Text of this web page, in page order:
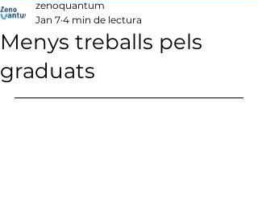
Menys treballs pels
graduats
zenoquantum
Jan 7 4 min de lectura